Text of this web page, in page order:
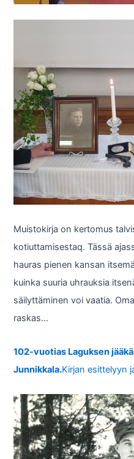
Muistokirja on kertomus
kotiuttamisestaq. Tässä
hauras pienen kansan
kuinka suuria uhrauksia
säilyttäminen voi vaatia.
raskas…
102-vuotias Laguksen
Junnikkala.Kirjan esittelyyn